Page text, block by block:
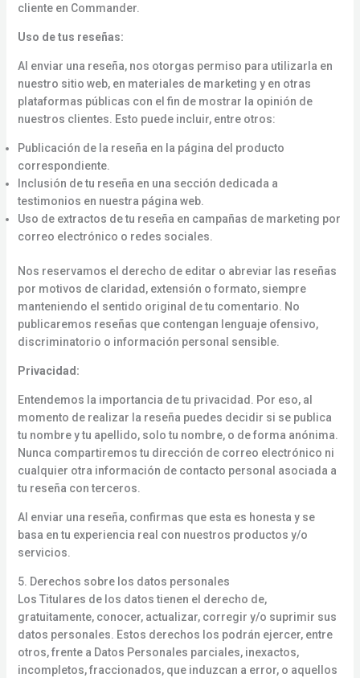
cliente en Commander.
Uso de tus reseñas:
Al enviar una reseña, nos otorgas permiso para utilizarla en
nuestro sitio web, en materiales de marketing y en otras
plataformas públicas con el fin de mostrar la opinión de
nuestros clientes. Esto puede incluir, entre otros:
Publicación de la reseña en la página del producto
correspondiente.
Inclusión de tu reseña en una sección dedicada a
testimonios en nuestra página web.
Uso de extractos de tu reseña en campañas de marketing por
correo electrónico o redes sociales.
Nos reservamos el derecho de editar o abreviar las reseñas
por motivos de claridad, extensión o formato, siempre
manteniendo el sentido original de tu comentario. No
publicaremos reseñas que contengan lenguaje ofensivo,
discriminatorio o información personal sensible.
Privacidad:
Entendemos la importancia de tu privacidad. Por eso, al
momento de realizar la reseña puedes decidir si se publica
tu nombre y tu apellido, solo tu nombre, o de forma anónima.
Nunca compartiremos tu dirección de correo electrónico ni
cualquier otra información de contacto personal asociada a
tu reseña con terceros.
Al enviar una reseña, confirmas que esta es honesta y se
basa en tu experiencia real con nuestros productos y/o
servicios.
5. Derechos sobre los datos personales
Los Titulares de los datos tienen el derecho de,
gratuitamente, conocer, actualizar, corregir y/o suprimir sus
datos personales. Estos derechos los podrán ejercer, entre
otros, frente a Datos Personales parciales, inexactos,
incompletos, fraccionados, que induzcan a error, o aquellos